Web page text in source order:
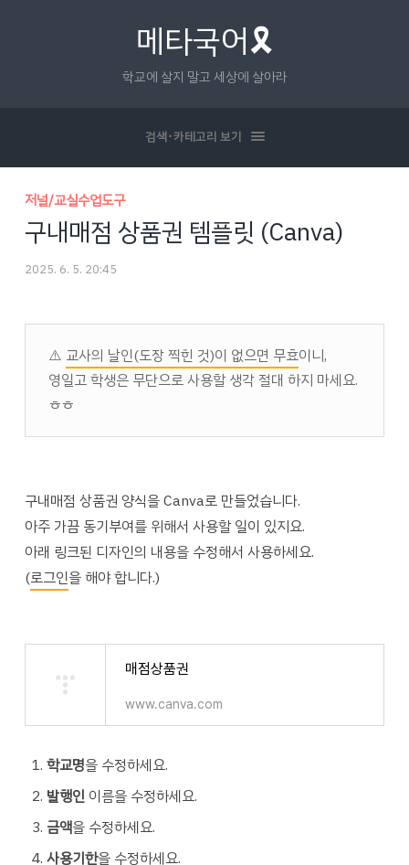
메타국어🎗
학교에 살지 말고 세상에 살아라
검색･카테고리 보기
저널/교실수업도구
구내매점 상품권 템플릿 (Canva)
2025. 6. 5. 20:45
⚠️ 교사의 날인(도장 찍힌 것)이 없으면 무효이니,
영일고 학생은 무단으로 사용할 생각 절대 하지 마세요.
ㅎㅎ
구내매점 상품권 양식을 Canva로 만들었습니다.
아주 가끔 동기부여를 위해서 사용할 일이 있지요.
아래 링크된 디자인의 내용을 수정해서 사용하세요.
(로그인을 해야 합니다.)
매점상품권
www.canva.com
학교명을 수정하세요.
발행인이름을 수정하세요.
금액을 수정하세요.
사용기한을 수정하세요.